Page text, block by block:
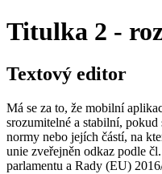
Titulka 2 -
Textový editor
Má se za to, že mobilní
srozumitelné a stabilní,
normy nebo jejích částí, na
unie zveřejněn odkaz podle
parlamentu a Rady (EU)